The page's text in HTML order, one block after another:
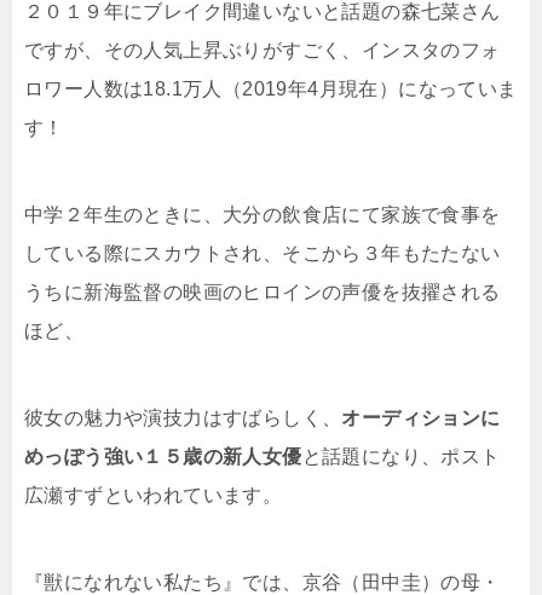
２０１９年にブレイク間違いないと話題の森七菜さん
ですが、その人気上昇ぶりがすごく、インスタのフォ
ロワー人数は18.1万人（2019年4月現在）になっていま
す！
中学２年生のときに、大分の飲食店にて家族で食事を
している際にスカウトされ、そこから３年もたたない
うちに新海監督の映画のヒロインの声優を抜擢される
ほど、
彼女の魅力や演技力はすばらしく、 オーディションに
めっぽう強い１５歳の新人女優と話題になり、ポスト
広瀬すずといわれています。
『獣になれない私たち』では、京谷（田中圭）の母・